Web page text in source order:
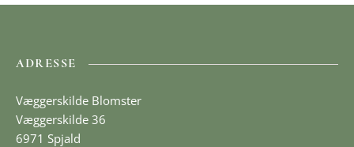
ADRESSE
Væggerskilde Blomster
Væggerskilde 36
6971 Spjald